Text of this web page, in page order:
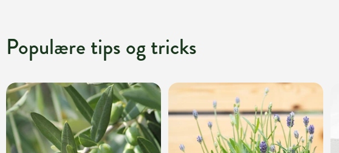
Populære tips og tricks